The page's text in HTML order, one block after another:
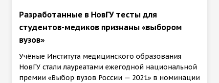
Разработанные в НовГУ тесты для
студентов-медиков признаны «выбором
вузов»
Учёные Института медицинского образования
НовГУ стали лауреатами ежегодной национальной
премии «Выбор вузов России — 2021» в номинации